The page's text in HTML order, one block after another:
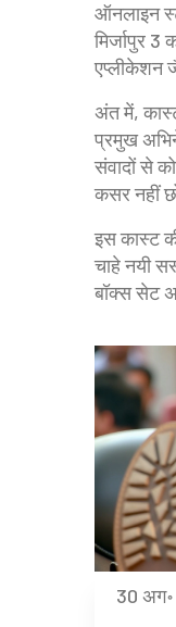
ऑनलाइन
मिर्जापुर
एप्लीकेशन
अंत में,
प्रमुख
संवादों से
कसर नहीं
इस कास्ट
चाहे नयी
बॉक्स सेट
30